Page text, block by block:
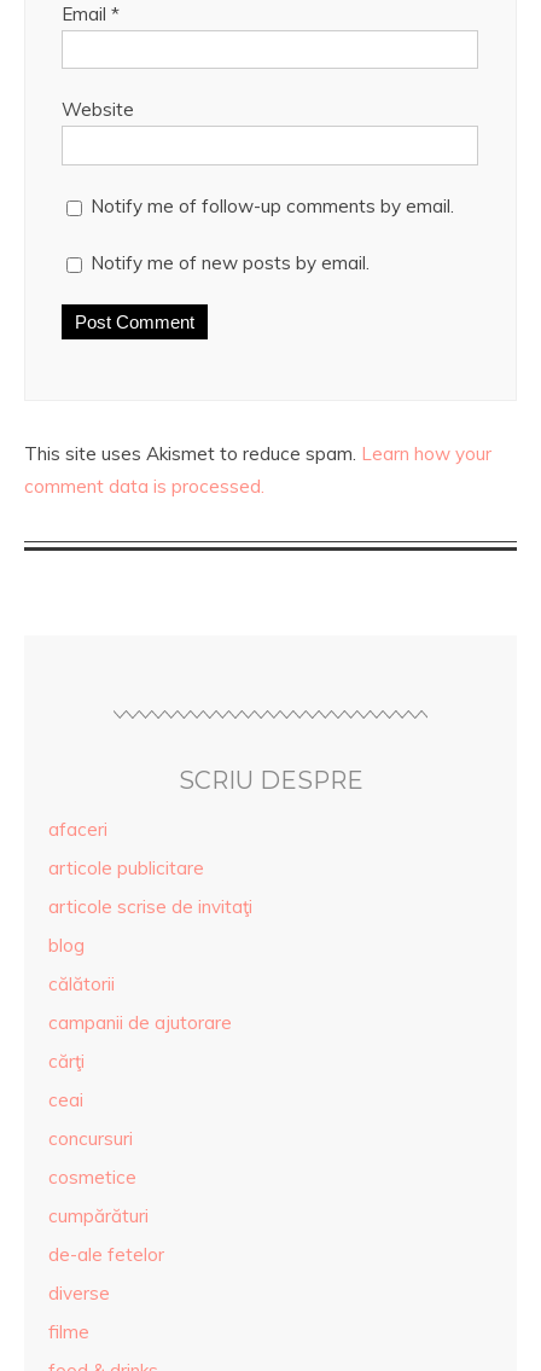
Email *
Website
Notify me of follow-up comments by email.
Notify me of new posts by email.
This site uses Akismet to reduce spam. Learn how your
comment data is processed.
SCRIU DESPRE
afaceri
articole publicitare
articole scrise de invitaţi
blog
călătorii
campanii de ajutorare
cărţi
ceai
concursuri
cosmetice
cumpărături
de-ale fetelor
diverse
filme